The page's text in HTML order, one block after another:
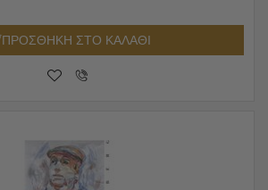
ΠΡΟΣΘΗΚΗ ΣΤΟ ΚΑΛΑΘΙ